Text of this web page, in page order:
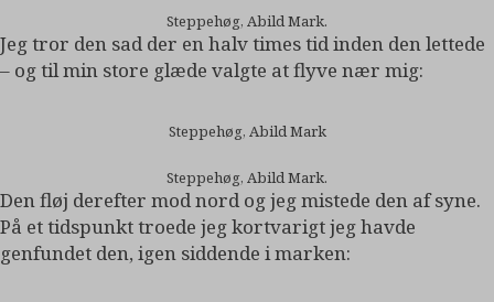
Steppehøg, Abild Mark.
Jeg tror den sad der en halv times tid inden den lettede
– og til min store glæde valgte at flyve nær mig:
Steppehøg, Abild Mark
Steppehøg, Abild Mark.
Den fløj derefter mod nord og jeg mistede den af syne.
På et tidspunkt troede jeg kortvarigt jeg havde
genfundet den, igen siddende i marken: